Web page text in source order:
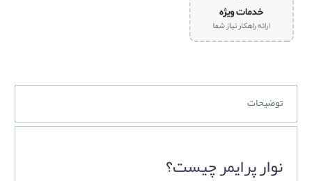
توضیحات
نوار پرایمر چیست؟